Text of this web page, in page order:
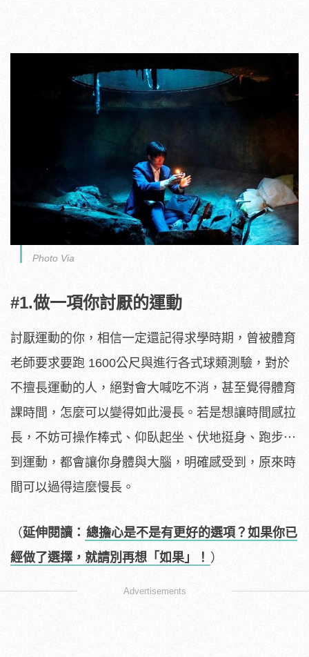
Photo Via
#1.做一項你討厭的運動
討厭運動的你，相信一定還記得求學時期，曾被體育
老師要求要跑 1600公尺與進行各式球類測驗，對於
不擅長運動的人，絕對會大喊吃不消，甚至覺得體育
課時間，怎麼可以變得如此漫長。若是想讓時間感拉
長，不妨可操作棒式、仰臥起坐、伏地挺身、跑步⋯
到運動，都會讓你身體與大腦，明確感受到，原來時
間可以過得這麼慢長。
（延伸閱讀： 總擔心是不是有更好的選項？如果你已
經做了選擇，就請別再想「如果」！ ）
Advertisements